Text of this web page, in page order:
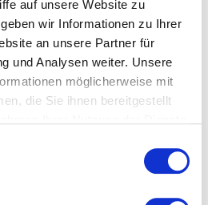
auf unsere Website zu
wir Informationen zu Ihrer
an unsere Partner für
und Analysen weiter. Unsere
möglicherweise mit
die Sie ihnen bereitgestellt
Warum
Daten
dazwischen,